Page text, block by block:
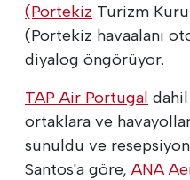
(Portekiz Turizm
(Portekiz havaalanı
diyalog öngörüyor.
TAP Air Portugal
ortaklara ve
sunuldu ve
Santos'a göre,ANA